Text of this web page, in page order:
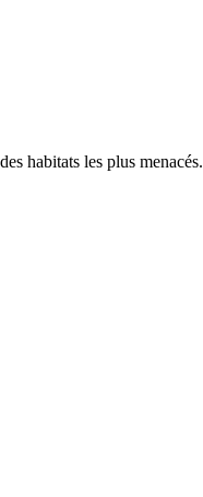
habitats les plus menacés.